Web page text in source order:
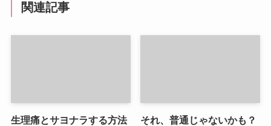
関連記事
生理痛とサヨナラする方法
それ、普通じゃないかも？